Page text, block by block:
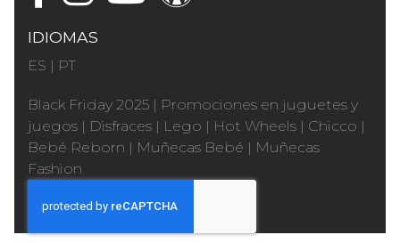
IDIOMAS
ES | PT
Black Friday 2025 | Promociones en juguetes y
juegos | Disfraces | Lego | Hot Wheels | Chicco |
Bebé Reborn | Muñecas Bebé | Muñecas
Fashion